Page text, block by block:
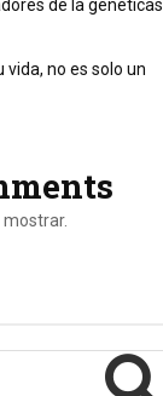
de la genéticas
vida, no es solo un